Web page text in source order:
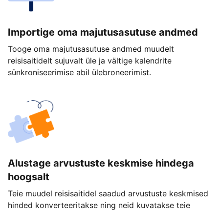
Importige oma majutusasutuse andmed
Tooge oma majutusasutuse andmed muudelt
reisisaitidelt sujuvalt üle ja vältige kalendrite
sünkroniseerimise abil ülebroneerimist.
Alustage arvustuste keskmise hindega
hoogsalt
Teie muudel reisisaitidel saadud arvustuste keskmised
hinded konverteeritakse ning neid kuvatakse teie